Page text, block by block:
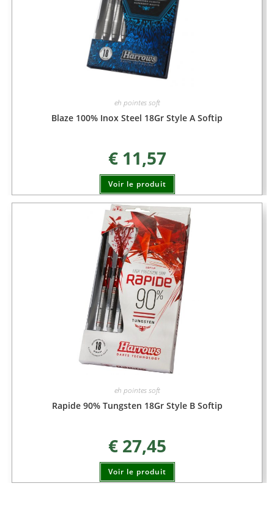
eh pointes soft
Blaze 100% Inox Steel 18Gr Style A Softip
€11,57
Voir le produit
eh pointes soft
Rapide 90% Tungsten 18Gr Style B Softip
€27,45
Voir le produit